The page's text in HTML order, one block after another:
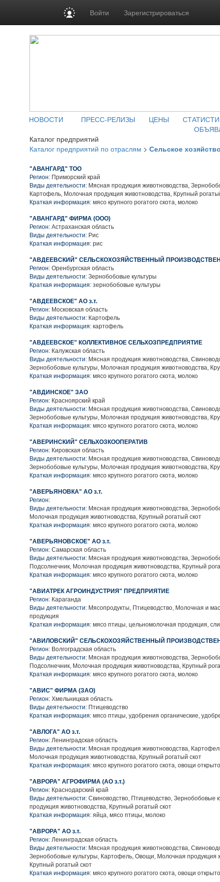
Войти Зарегистрироваться
НОВОСТИ ПРЕСС-РЕЛИЗЫ ЦЕНЫ
Каталог предприятий
Каталог предприятий по отраслям > Сельское
"АВАНГАРД" ТОО
Регион: Приморский край
Виды деятельности: Мясная продукция животноводства,
Картофель, Молочная продукция животноводства, Крупный
Краткая информация: мясо крупного рогатого скота, молоко
"АВАНГАРД" ФИРМА (ООО)
Регион: Астраханская область
Виды деятельности: Рис
Краткая информация: рис
"АВДЕЕВСКИЙ" СЕЛЬСКОХОЗЯЙСТВЕННЫЙ
Регион: Оренбургская область
Виды деятельности: Зернобобовые культуры
Краткая информация: зернобобовые культуры
"АВДЕЕВСКОЕ" АО з.т.
Регион: Московская область
Виды деятельности: Картофель
Краткая информация: картофель
"АВДЕЕВСКОЕ" КОЛЛЕКТИВНОЕ СЕЛЬХОЗПРЕДПРИЯТИЕ
Регион: Калужская область
Виды деятельности: Мясная продукция животноводства,
Зернобобовые культуры, Молочная продукция животноводства,
Краткая информация: мясо крупного рогатого скота, молоко
"АВДИНСКОЕ" ЗАО
Регион: Красноярский край
Виды деятельности: Мясная продукция животноводства,
Зернобобовые культуры, Молочная продукция животноводства,
Краткая информация: мясо крупного рогатого скота, молоко
"АВЕРИНСКИЙ" СЕЛЬХОЗКООПЕРАТИВ
Регион: Кировская область
Виды деятельности: Мясная продукция животноводства,
Зернобобовые культуры, Молочная продукция животноводства,
Краткая информация: мясо крупного рогатого скота, молоко
"АВЕРЬЯНОВКА" АО з.т.
Регион:
Виды деятельности: Мясная продукция животноводства,
Молочная продукция животноводства, Крупный рогатый скот
Краткая информация: мясо крупного рогатого скота, молоко
"АВЕРЬЯНОВСКОЕ" АО з.т.
Регион: Самарская область
Виды деятельности: Мясная продукция животноводства,
Подсолнечник, Молочная продукция животноводства, Крупный
Краткая информация: мясо крупного рогатого скота, молоко
"АВИАТРЕК АГРОИНДУСТРИЯ" ПРЕДПРИЯТИЕ
Регион: Караганда
Виды деятельности: Мясопродукты, Птицеводство, Молочная и
продукция
Краткая информация: мясо птицы, цельномолочная продукция,
"АВИЛОВСКИЙ" СЕЛЬСКОХОЗЯЙСТВЕННЫЙ
Регион: Волгоградская область
Виды деятельности: Мясная продукция животноводства,
Подсолнечник, Молочная продукция животноводства, Крупный
Краткая информация: мясо крупного рогатого скота, молоко
"АВИС" ФИРМА (ЗАО)
Регион: Хмельницкая область
Виды деятельности: Птицеводство
Краткая информация: мясо птицы, удобрения органические,
"АВЛОГА" АО з.т.
Регион: Ленинградская область
Виды деятельности: Мясная продукция животноводства,
Молочная продукция животноводства, Крупный рогатый скот
Краткая информация: мясо крупного рогатого скота, овощи
"АВРОРА" АГРОФИРМА (АО з.т.)
Регион: Краснодарский край
Виды деятельности: Свиноводство, Птицеводство, Зернобобовые
продукция животноводства, Крупный рогатый скот
Краткая информация: яйца, мясо птицы, молоко
"АВРОРА" АО з.т.
Регион: Ленинградская область
Виды деятельности: Мясная продукция животноводства,
Зернобобовые культуры, Картофель, Овощи, Молочная продукция
Крупный рогатый скот
Краткая информация: мясо крупного рогатого скота, овощи